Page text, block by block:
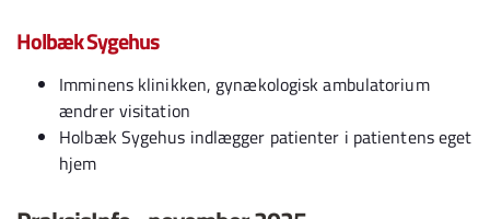
Holbæk Sygehus
Imminens klinikken, gynækologisk ambulatorium
ændrer visitation
Holbæk Sygehus indlægger patienter i patientens eget
hjem